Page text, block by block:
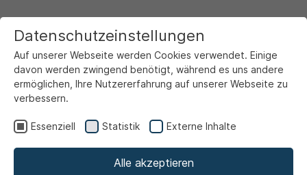
Datenschutzeinstellungen
Auf unserer Webseite werden Cookies verwendet. Einige
davon werden zwingend benötigt, während es uns andere
ermöglichen, Ihre Nutzererfahrung auf unserer Webseite zu
verbessern.
Essenziell Statistik Externe Inhalte
Alle akzeptieren